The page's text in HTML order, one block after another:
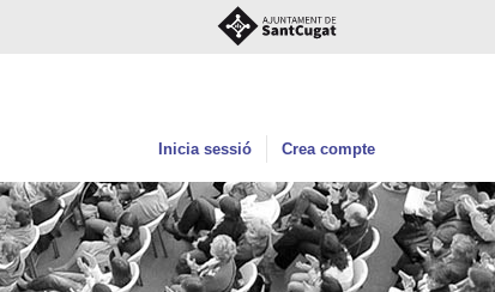
Inicia sessió Crea compte